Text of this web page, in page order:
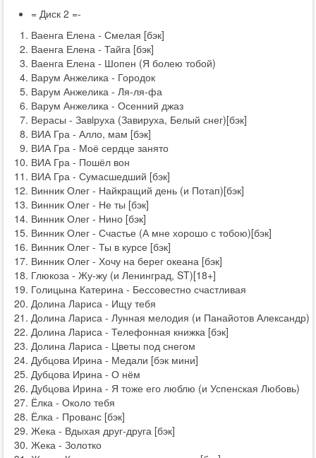
= Диск 2 =-
Ваенга Елена - Смелая [бэк]
Ваенга Елена - Тайга [бэк]
Ваенга Елена - Шопен (Я болею тобой)
Варум Анжелика - Городок
Варум Анжелика - Ля-ля-фа
Варум Анжелика - Осенний джаз
Верасы - Завiруха (Завируха, Белый снег)[бэк]
ВИА Гра - Алло, мам [бэк]
ВИА Гра - Моё сердце занято
ВИА Гра - Пошёл вон
ВИА Гра - Сумасшедший [бэк]
Винник Олег - Найкращий день (и Потап)[бэк]
Винник Олег - Не ты [бэк]
Винник Олег - Нино [бэк]
Винник Олег - Счастье (А мне хорошо с тобою)[бэк]
Винник Олег - Ты в курсе [бэк]
Винник Олег - Хочу на берег океана [бэк]
Глюкоза - Жу-жу (и Ленинград, ST)[18+]
Голицына Катерина - Бессовестно счастливая
Долина Лариса - Ищу тебя
Долина Лариса - Лунная мелодия (и Панайотов Александр)
Долина Лариса - Телефонная книжка [бэк]
Долина Лариса - Цветы под снегом
Дубцова Ирина - Медали [бэк мини]
Дубцова Ирина - О нём
Дубцова Ирина - Я тоже его люблю (и Успенская Любовь)
Ёлка - Около тебя
Ёлка - Прованс [бэк]
Жека - Вдыхая друг-друга [бэк]
Жека - Золотко